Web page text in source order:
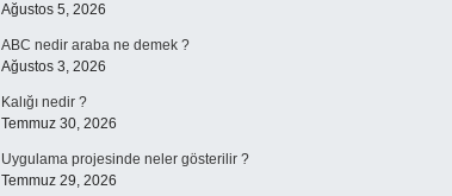
Ağustos 5, 2026
ABC nedir araba ne demek ?
Ağustos 3, 2026
Kalığı nedir ?
Temmuz 30, 2026
Uygulama projesinde neler gösterilir ?
Temmuz 29, 2026